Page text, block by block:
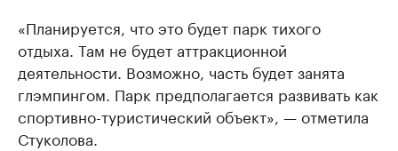
«Планируется, что это будет парк тихого
отдыха. Там не будет аттракционной
деятельности. Возможно, часть будет занята
глэмпингом. Парк предполагается развивать как
спортивно-туристический объект», — отметила
Стуколова.